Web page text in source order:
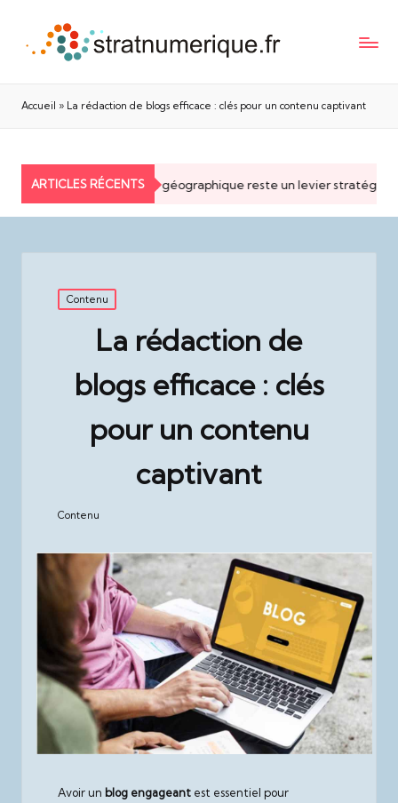
Accueil » La rédaction de blogs efficace : clés pour un contenu captivant
ARTICLES RÉCENTS
Pourquoi la proximité géographique reste un levier stratégique
Posted
in
Contenu
La rédaction de
blogs efficace : clés
pour un contenu
captivant
Posted
Contenu
Avoir un blog engageant est essentiel pour